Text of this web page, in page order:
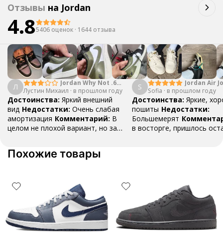
Отзывы на Jordan
4.85406 оценок · 1644 отзыва
Л
Jordan Why Not .6
"Bright Crimson" PF
Лустин Михаил · в прошлом году
Достоинства: Яркий внешний
вид Недостатки: Очень слабая
амортизация Комментарий: В
целом не плохой вариант, но за
баскетбольных кроссовок
S
Jordan Air
Mid SE
Sofia · в прошлом году
Достоинства: Яркие,
пошиты Недостатки:
Большемерят
в восторге, пришлось
Похожие товары